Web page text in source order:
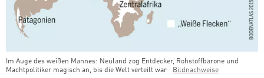
Im Auge des weißen Mannes: Neuland zog Entdecker, Rohstoffbarone und
Machtpolitiker magisch an, bis die Welt verteilt war
Bildnachweise